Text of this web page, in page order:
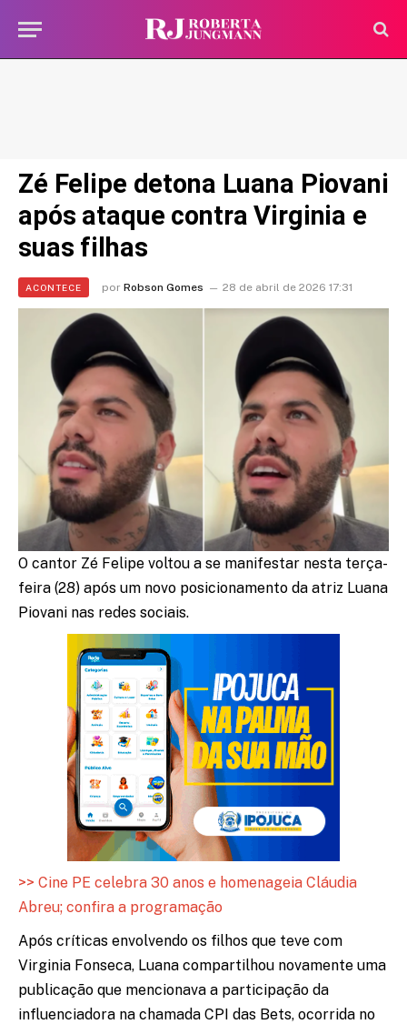
Zé Felipe detona Luana Piovani
após ataque contra Virginia e
suas filhas
ACONTECE por Robson Gomes 28 de abril de 2026 17:31
O cantor Zé Felipe voltou a se manifestar nesta terça-
feira (28) após um novo posicionamento da atriz Luana
Piovani nas redes sociais.
>> Cine PE celebra 30 anos e homenageia Cláudia
Abreu; confira a programação
Após críticas envolvendo os filhos que teve com
Virginia Fonseca, Luana compartilhou novamente uma
publicação que mencionava a participação da
influenciadora na chamada CPI das Bets, ocorrida no